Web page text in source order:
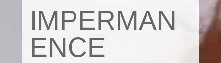
IMPERMAN
ENCE